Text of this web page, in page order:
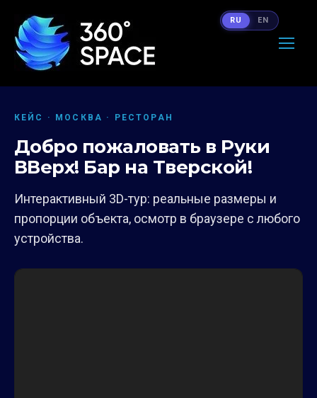
КЕЙС · МОСКВА · РЕСТОРАН
Добро пожаловать в Руки
ВВерх! Бар на Тверской!
Интерактивный 3D-тур: реальные размеры и
пропорции объекта, осмотр в браузере с любого
устройства.
RU EN